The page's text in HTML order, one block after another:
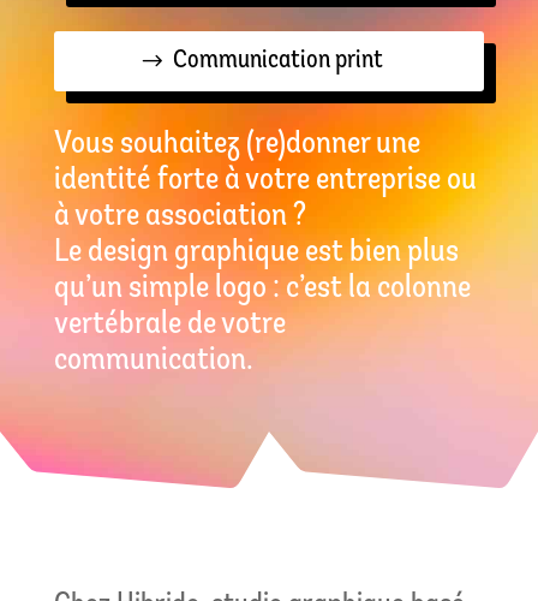
Communication print
Vous souhaitez (re)donner une
identité forte à votre entreprise ou
à votre association ?
Le design graphique est bien plus
qu’un simple logo : c’est la colonne
vertébrale de votre
communication.